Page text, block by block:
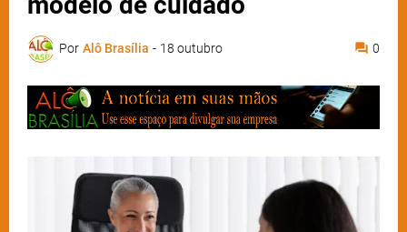
Por Alô Brasília - 18 outubro 0